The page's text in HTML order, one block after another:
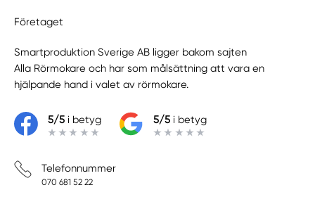
Företaget
Smartproduktion Sverige AB ligger bakom sajten
Alla Rörmokare och har som målsättning att vara en
hjälpande hand i valet av rörmokare.
5/5i betyg 5/5i betyg
Telefonnummer
070 681 52 22